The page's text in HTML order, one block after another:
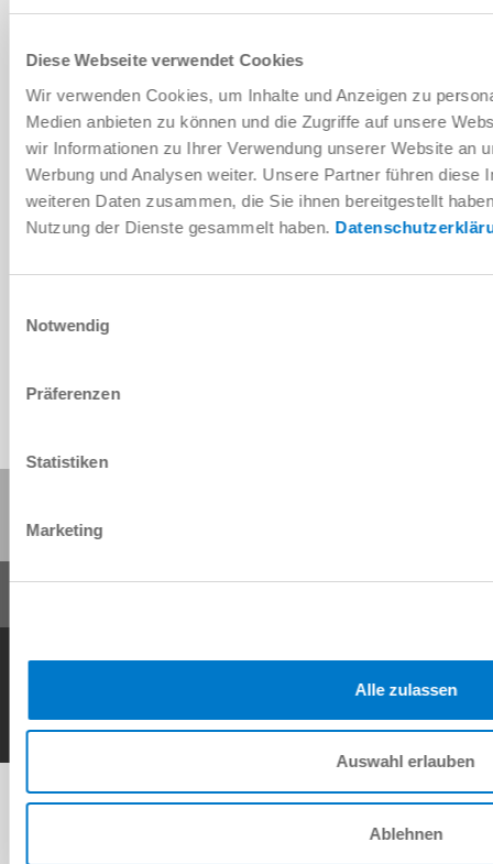
Diese Webseite verwendet Cookies
Wir verwenden Cookies, um Inhalte und Anzeigen zu
Medien anbieten zu können und die Zugriffe auf unsere
wir Informationen zu Ihrer Verwendung unserer Website an
Werbung und Analysen weiter. Unsere Partner führen diese
weiteren Daten zusammen, die Sie ihnen bereitgestellt
Nutzung der Dienste gesammelt haben.
Notwendig
Präferenzen
Statistiken
Marketing
Alle zulassen
Auswahl erlauben
Ablehnen
instructions
Download
Download CAD data